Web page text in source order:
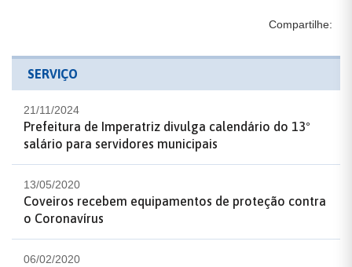
Compartilhe:
SERVIÇO
21/11/2024
Prefeitura de Imperatriz divulga calendário do 13º
salário para servidores municipais
13/05/2020
Coveiros recebem equipamentos de proteção contra
o Coronavírus
06/02/2020